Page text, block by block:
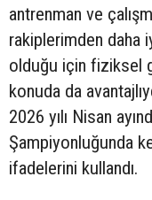
antrenman ve
rakiplerimden daha
olduğu için fiziksel
konuda da
2026 yılı Nisan
Şampiyonluğunda
ifadelerini kullandı.